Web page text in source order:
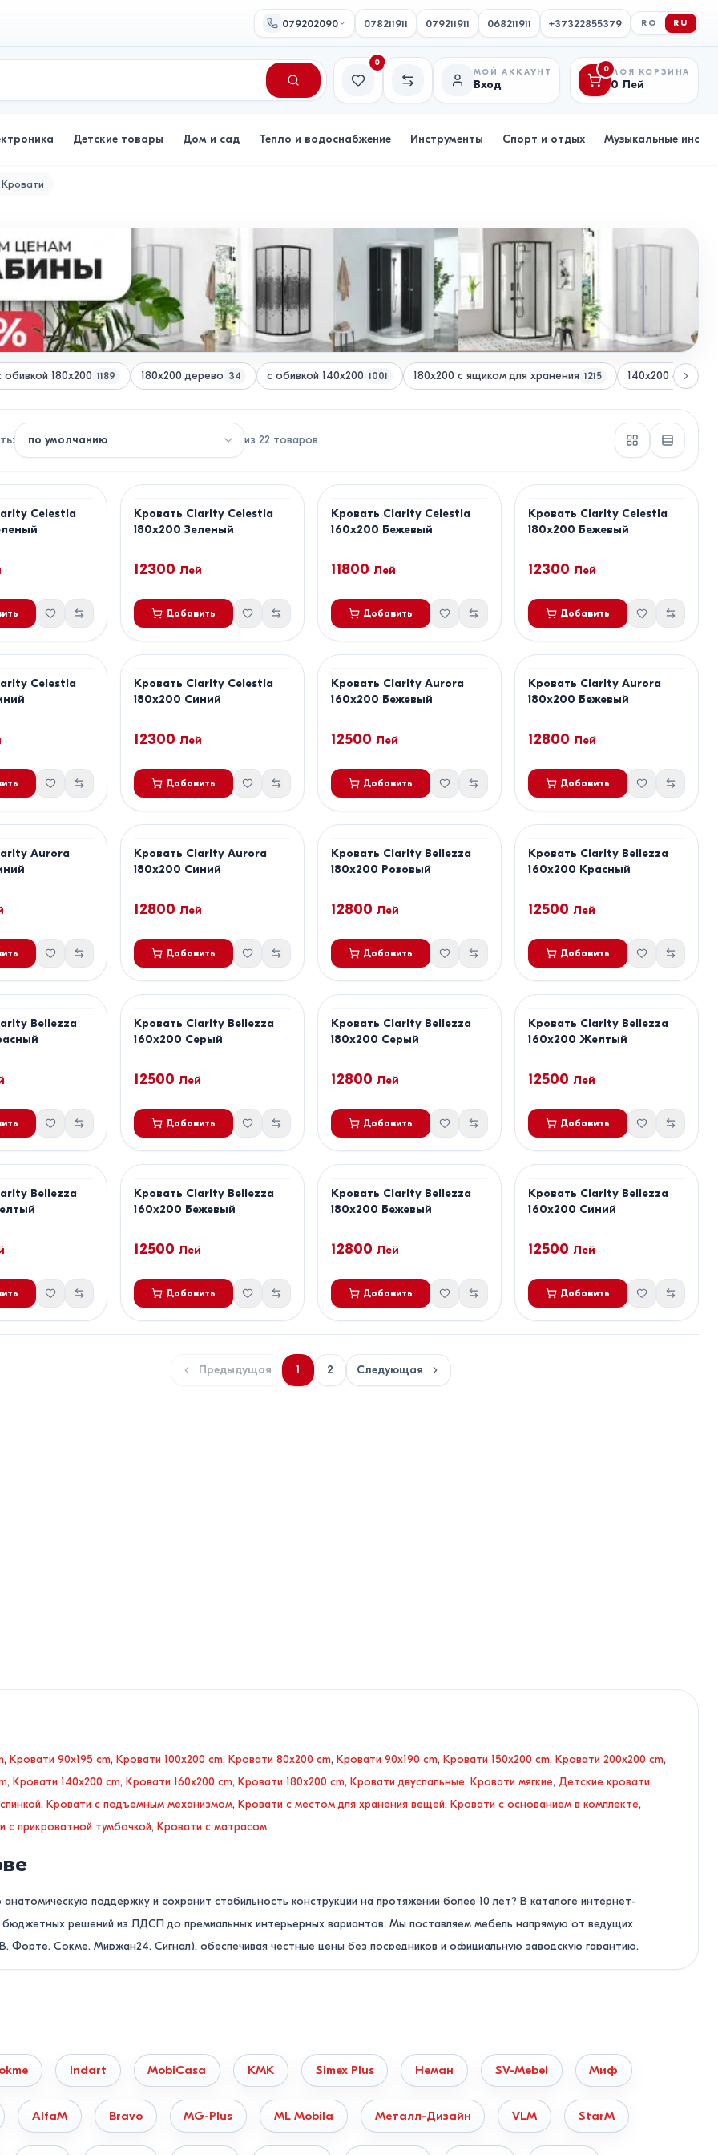
079202090 078211911 079211911 068211911 +37322855379 RO RU
Список желаний
0
Сравнение
МОЙ АККАУНТ
Вход
0 МОЯ КОРЗИНА
0 Лей
Детские товары Дом и сад Тепло и водоснабжение Инструменты Спорт и отдых Музыкальные
Кровати
обивкой 180x200 1189 180x200 дерево 34 с обивкой 140x200 1001 180x200 с ящиком для хранения 1215 140x200 с
: из 22 товаров
Celestia
Кровать Clarity Celestia
180x200 Зеленый
12300 Лей
Добавить
Кровать Clarity Celestia
160x200 Бежевый
11800 Лей
Добавить
Кровать Clarity Celestia
180x200 Бежевый
12300 Лей
Добавить
Celestia
Кровать Clarity Celestia
180x200 Синий
12300 Лей
Добавить
Кровать Clarity Aurora
160x200 Бежевый
12500 Лей
Добавить
Кровать Clarity Aurora
180x200 Бежевый
12800 Лей
Добавить
Aurora
Кровать Clarity Aurora
180x200 Синий
12800 Лей
Добавить
Кровать Clarity Bellezza
180x200 Розовый
12800 Лей
Добавить
Кровать Clarity Bellezza
160x200 Красный
12500 Лей
Добавить
Bellezza
Кровать Clarity Bellezza
160x200 Серый
12500 Лей
Добавить
Кровать Clarity Bellezza
180x200 Серый
12800 Лей
Добавить
Кровать Clarity Bellezza
160x200 Желтый
12500 Лей
Добавить
Bellezza
Кровать Clarity Bellezza
160x200 Бежевый
12500 Лей
Добавить
Кровать Clarity Bellezza
180x200 Бежевый
12800 Лей
Добавить
Кровать Clarity Bellezza
160x200 Синий
12500 Лей
Добавить
Предыдущая 1 2 Следующая
, Кровати 90x195 cm, Кровати 100x200 cm, Кровати 80x200 cm, Кровати 90x190 cm, Кровати 150x200 cm, Кровати 200x200 cm,
, Кровати 140x200 cm, Кровати 160x200 cm, Кровати 180x200 cm, Кровати двуспальные, Кровати мягкие, Детские кровати,
, Кровати с подъемным механизмом, Кровати с местом для хранения вещей, Кровати с основанием в комплекте,
с прикроватной тумбочкой, Кровати с матрасом
поддержку и сохранит стабильность конструкции на протяжении более 10 лет? В каталоге интернет-
бюджетных решений из ЛДСП до премиальных интерьерных вариантов. Мы поставляем мебель напрямую от ведущих
Сокме, Миржан24, Сигнал), обеспечивая честные цены без посредников и официальную заводскую гарантию.
консультантам по телефону
и типу конструкции
зависят от свойств несущего каркаса:
из натурального дуба, бука, ясеня или сосны. Обладают максимальной плотностью, устойчивы к перепадам влажности, не
Indart MobiCasa KMK Simex Plus Неман SV-Mebel Миф
AlfaM Bravo MG-Plus ML Mobila Металл-Дизайн VLM StarM